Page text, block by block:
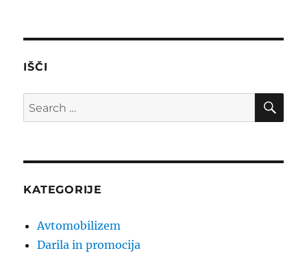
IŠČI
Search
for:
KATEGORIJE
Avtomobilizem
Darila in promocija